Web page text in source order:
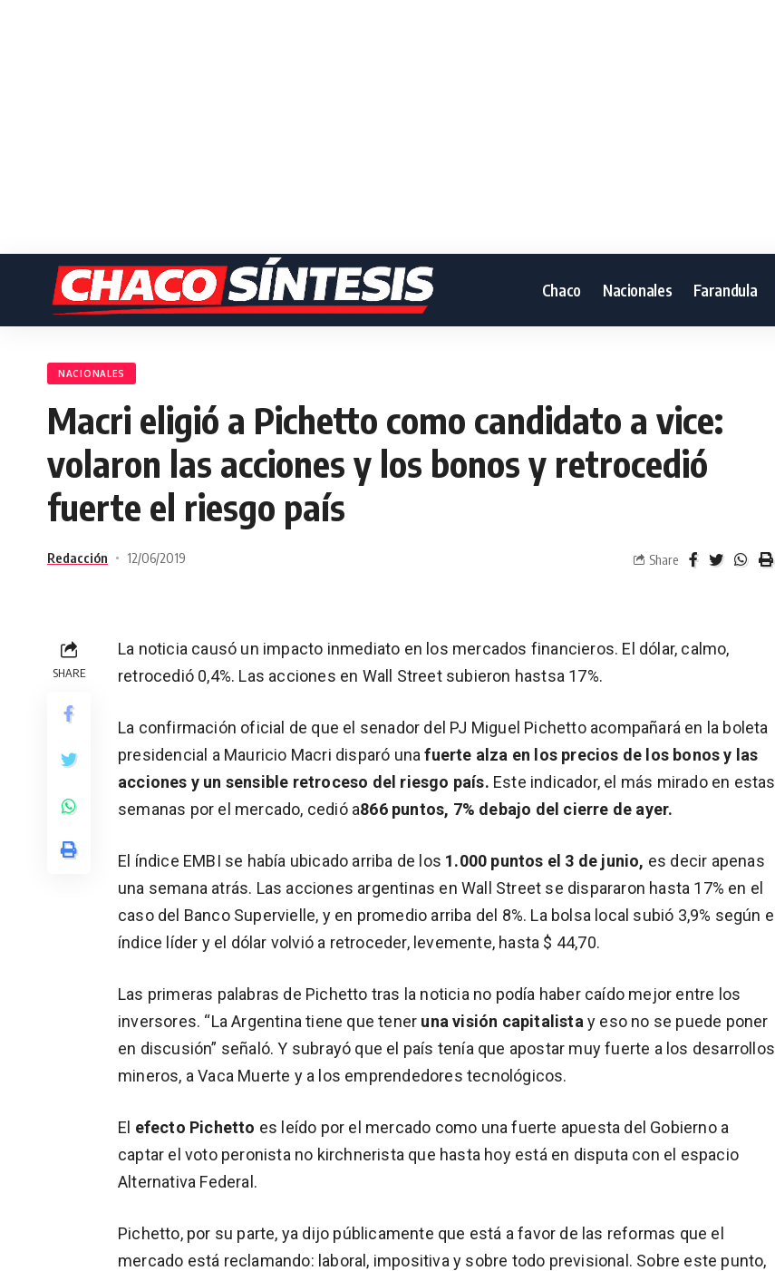
Chaco Nacionales Farandula
NACIONALES
Macri eligió a Pichetto como candidato a vice:
volaron las acciones y los bonos y retrocedió
fuerte el riesgo país
Redacción 12/06/2019 Share
SHARE
La noticia causó un impacto inmediato en los mercados financieros. El dólar, calmo,
retrocedió 0,4%. Las acciones en Wall Street subieron hastsa 17%.
La confirmación oficial de que el senador del PJ Miguel Pichetto acompañará en la boleta
presidencial a Mauricio Macri disparó una fuerte alza en los precios de los bonos y las
acciones y un sensible retroceso del riesgo país. Este indicador, el más mirado en estas
semanas por el mercado, cedió a866 puntos, 7% debajo del cierre de ayer.
El índice EMBI se había ubicado arriba de los 1.000 puntos el 3 de junio, es decir apenas
una semana atrás. Las acciones argentinas en Wall Street se dispararon hasta 17% en el
caso del Banco Supervielle, y en promedio arriba del 8%. La bolsa local subió 3,9% según el
índice líder y el dólar volvió a retroceder, levemente, hasta $ 44,70.
Las primeras palabras de Pichetto tras la noticia no podía haber caído mejor entre los
inversores. “La Argentina tiene que tener una visión capitalista y eso no se puede poner
en discusión” señaló. Y subrayó que el país tenía que apostar muy fuerte a los desarrollos
mineros, a Vaca Muerte y a los emprendedores tecnológicos.
El efecto Pichetto es leído por el mercado como una fuerte apuesta del Gobierno a
captar el voto peronista no kirchnerista que hasta hoy está en disputa con el espacio
Alternativa Federal.
Pichetto, por su parte, ya dijo públicamente que está a favor de las reformas que el
mercado está reclamando: laboral, impositiva y sobre todo previsional. Sobre este punto,